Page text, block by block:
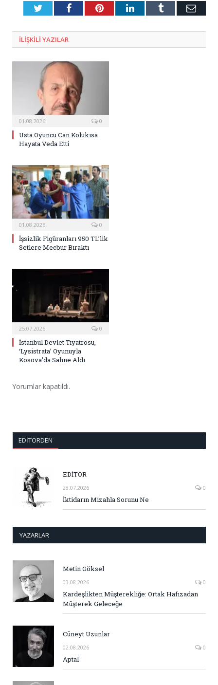
TwitterFacebookPinterestLinkedInTumblr E-
ILIŞKILI YAZILAR
01.08.2026 0
Usta Oyuncu Can Kolukısa
Hayata Veda Etti
01.08.2026 0
İşsizlik Figüranları 950 TL’lik
Setlere Mecbur Bıraktı
25.07.2026 0
İstanbul Devlet Tiyatrosu,
‘Lysistrata’ Oyunuyla
Kosova’da Sahne Aldı
Yorumlar kapatıldı.
EDITÖRDEN
EDİTÖR
28.07.2026 0
İktidarın Mizahla Sorunu Ne
YAZARLAR
Metin Göksel
03.08.2026 0
Kardeşlikten Müşterekliğe: Ortak Hafızadan
Müşterek Geleceğe
Cüneyt Uzunlar
02.08.2026 0
Aptal